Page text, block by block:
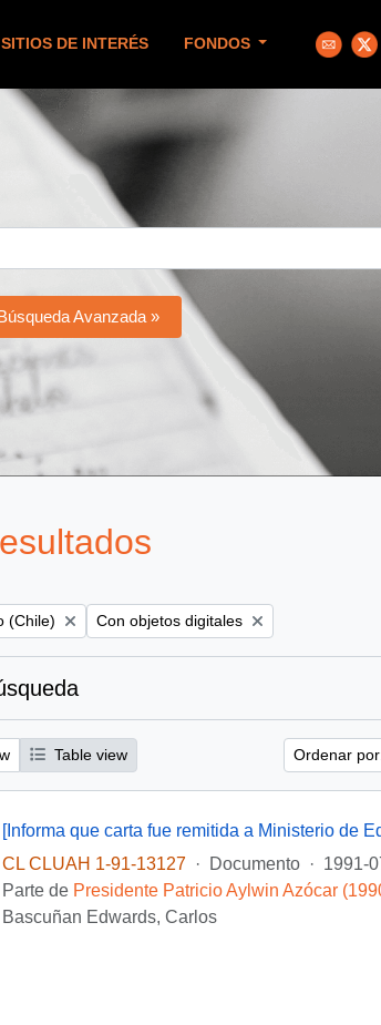
SITIOS DE INTERÉS FONDOS
Avanzada »
filter:
(Chile) Remove filter:
Con objetos digitales
Table view Ordenar
CL CLUAH 1-91-13127
· Documento · 1991-
Parte de Presidente Patricio Aylwin Azócar
Bascuñan Edwards, Carlos